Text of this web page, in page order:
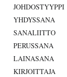
JOHDOSTYYPPI
YHDYSSANA
SANALIITTO
PERUSSANA
LAINASANA
KIRJOITTAJA